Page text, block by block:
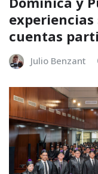
cuentas
Julio Benzant